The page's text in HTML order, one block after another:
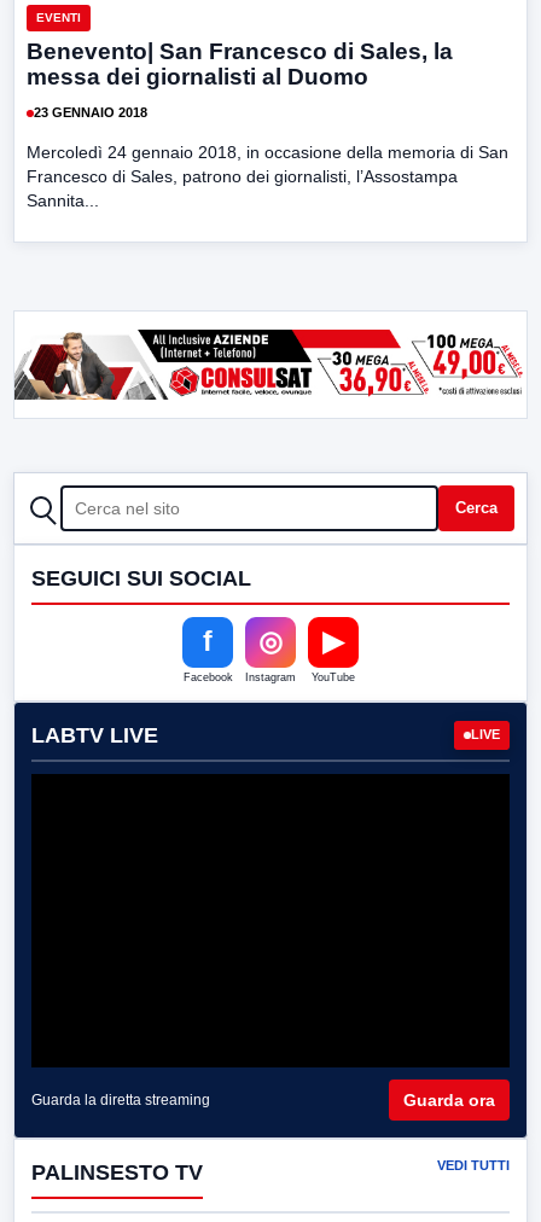
EVENTI
Benevento| San Francesco di Sales, la
messa dei giornalisti al Duomo
23 GENNAIO 2018
Mercoledì 24 gennaio 2018, in occasione della memoria di San
Francesco di Sales, patrono dei giornalisti, l’Assostampa
Sannita...
CERCA Cerca
SEGUICI SUI SOCIAL
f
Facebook
◎
Instagram
▶
YouTube
LABTV LIVE LIVE
Guarda la diretta streaming Guarda ora
PALINSESTO TV VEDI TUTTI